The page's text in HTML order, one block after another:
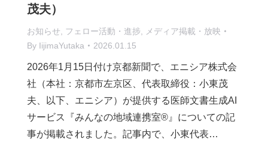
茂夫）
お知らせ フェロー活動・進捗
メディア掲載・放映
By IijimaYutaka 2026.01.15
2026年1月15日付け京都新聞で、エニシア株式会
社（本社：京都市左京区、代表取締役：小東茂
夫、以下、エニシア）が提供する医師文書生成AI
サービス『みんなの地域連携室®』についての記
事が掲載されました。記事内で、小東代表…